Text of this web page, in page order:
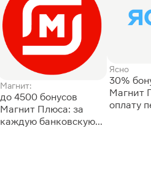
Магнит:
до 4500 бонусов
Магнит Плюса: за
каждую банковскую
Ясно
30%
Магнит
оплату